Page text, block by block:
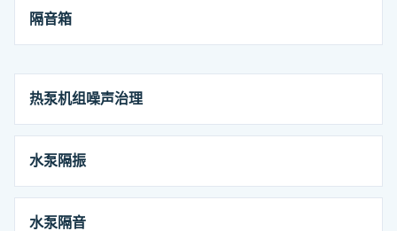
隔音箱
热泵机组噪声治理
水泵隔振
水泵隔音